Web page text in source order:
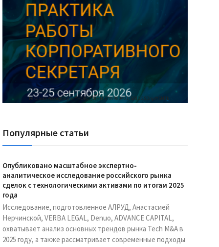
Реклама Ассоциации "НОКС", ИНН 7709980401, ERID:2SDnjdY5NTb
Популярные статьи
Опубликовано масштабное экспертно-
аналитическое исследование российского рынка
сделок с технологическими активами по итогам 2025
года
Исследование, подготовленное АЛРУД, Анастасией
Нерчинской, VERBA LEGAL, Denuo, ADVANCE CAPITAL,
охватывает анализ основных трендов рынка Tech M&A в
2025 году, а также рассматривает современные подходы